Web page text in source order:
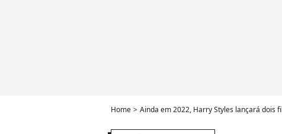
Home Ainda em 2022, Harry Styles lançará dois